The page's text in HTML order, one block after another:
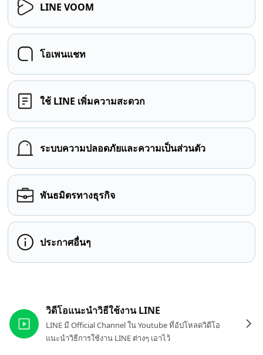
LINE VOOM
โอเพนแชท
ใช้ LINE เพิ่มความสะดวก
ระบบความปลอดภัยและความเป็นส่วนตัว
พันธมิตรทางธุรกิจ
ประกาศอื่นๆ
วิดีโอแนะนำวิธีใช้งาน LINE
LINE มี Official Channel ใน Youtube ที่อัปโหลดวิดีโอ
แนะนำวิธีการใช้งาน LINE ต่างๆ เอาไว้